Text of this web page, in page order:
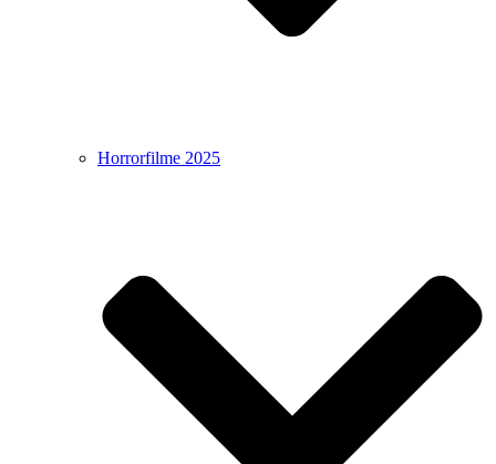
Horrorfilme 2025